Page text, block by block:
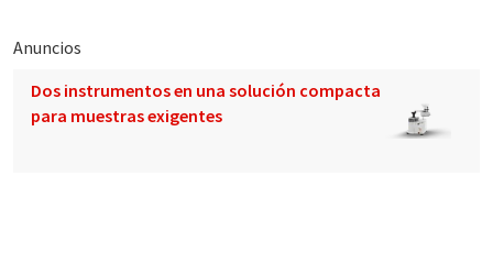
Anuncios
Dos instrumentos en una solución compacta
para muestras exigentes